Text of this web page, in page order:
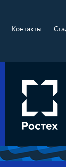
Контакты